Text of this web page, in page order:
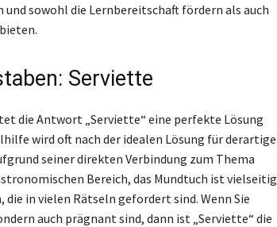
sowohl die Lernbereitschaft fördern als auch
Serviette
die Antwort „Serviette“ eine perfekte Lösung
wird oft nach der idealen Lösung für derartige
seiner direkten Verbindung zum Thema
Bereich, das Mundtuch ist vielseitig
in vielen Rätseln gefordert sind. Wenn Sie
auch prägnant sind, dann ist „Serviette“ die